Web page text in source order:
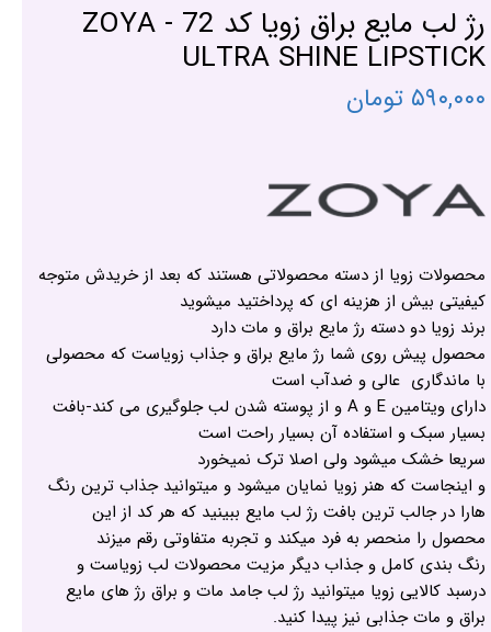
رژ لب مایع براق زویا کد 72 - ZOYA
ULTRA SHINE LIPSTICK
۵۹۰,۰۰۰ تومان
محصولات زویا از دسته محصولاتی هستند که بعد از خریدش متوجه
کیفیتی بیش از هزینه ای که پرداختید میشوید
برند زویا دو دسته رژ مایع براق و مات دارد
محصول پیش روی شما رژ مایع براق و جذاب زویاست که محصولی
با ماندگاری عالی و ضدآب است
دارای ویتامین E و A و از پوسته شدن لب جلوگیری می کند-بافت
بسیار سبک و استفاده آن بسیار راحت است
سریعا خشک میشود ولی اصلا ترک نمیخورد
و اینجاست که هنر زویا نمایان میشود و میتوانید جذاب ترین رنگ
هارا در جالب ترین بافت رژ لب مایع ببینید که هر کد از این
محصول را منحصر به فرد میکند و تجربه متفاوتی رقم میزند
رنگ بندی کامل و جذاب دیگر مزیت محصولات لب زویاست و
درسبد کالایی زویا میتوانید رژ لب جامد مات و براق رژ های مایع
براق و مات جذابی نیز پیدا کنید.